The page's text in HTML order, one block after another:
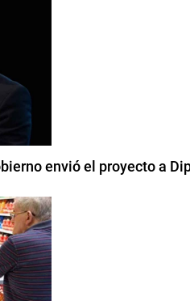
envió el proyecto a